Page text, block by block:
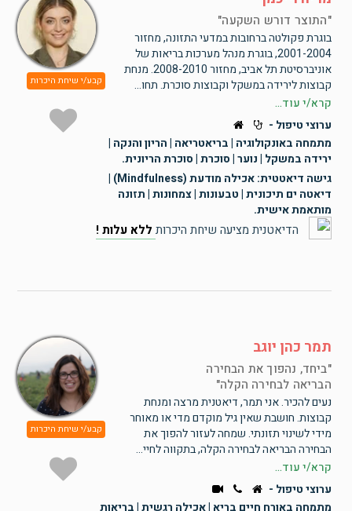
קבע/י שיחת היכרות
התוצר דורש השקעה
בוגרת פקולטה ברחובות במדעי התזונה, מחזור
2001-2004, בוגרת מנהל מערכות בריאות של
אוניברסיטת תל אביב, מחזור 2008-2010. מנחת
קבוצות לירידה במשקל וקבוצות סוכרת. תחו...
קרא/י עוד...
ערוצי טיפול -
מתמחה באונקולוגיה | בריאטריאה | הריון והנקה |
ירידה במשקל | נוער | סוכרת | סוכרת הריונית.
גישה דיאטטית: אכילה מודעת (Mindfulness) |
דיאטה ים תיכונית | טבעונות | צמחונות | תזונה
מותאמת אישית.
הדיאטנית מציעה שיחת היכרות ללא עלות !
קבע/י שיחת היכרות
תמר כהן יוגב
ביחד, נהפוך את הבחירה
הבריאה לבחירה הקלה
נעים להכיר. אני תמר, דיאטנית מרצה ומנחת
קבוצות. חושבת שאין גיל מוקדם מדי או מאוחר
מידי לשינוי תזונתי. שמחה לעזור להפוך את
הבחירה הבריאה לבחירה הקלה, בתקווה לחיי...
קרא/י עוד...
ערוצי טיפול -
מתמחה באורח חיים בריא | אכילה רגשית | בריאות